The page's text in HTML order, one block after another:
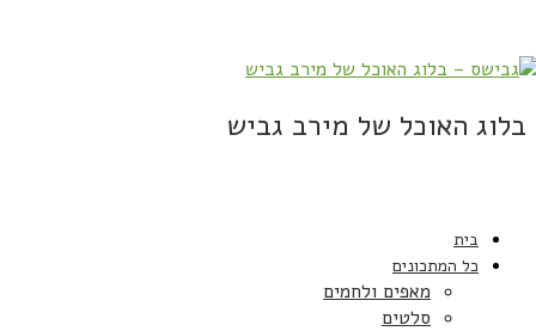
בלוג האוכל של מירב גביש
בית
כל המתכונים
מאפים ולחמים
סלטים